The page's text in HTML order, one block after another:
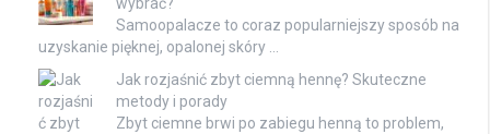
Samoopalacze to coraz popularniejszy sposób na
uzyskanie pięknej, opalonej skóry …
Jak rozjaśnić zbyt ciemną hennę? Skuteczne
metody i porady
Zbyt ciemne brwi po zabiegu henną to problem,